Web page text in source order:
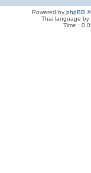
Powered by phpBB
Thai language by
Time :